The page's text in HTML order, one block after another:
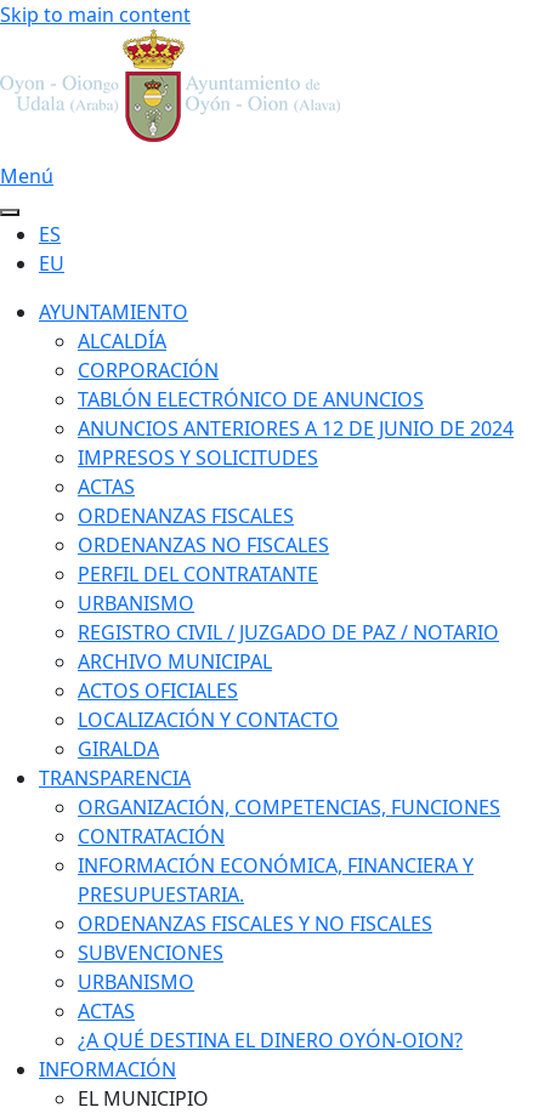
Skip to main content
Menú
ES
EU
AYUNTAMIENTO
ALCALDÍA
CORPORACIÓN
TABLÓN ELECTRÓNICO DE ANUNCIOS
ANUNCIOS ANTERIORES A 12 DE JUNIO DE 2024
IMPRESOS Y SOLICITUDES
ACTAS
ORDENANZAS FISCALES
ORDENANZAS NO FISCALES
PERFIL DEL CONTRATANTE
URBANISMO
REGISTRO CIVIL / JUZGADO DE PAZ / NOTARIO
ARCHIVO MUNICIPAL
ACTOS OFICIALES
LOCALIZACIÓN Y CONTACTO
GIRALDA
TRANSPARENCIA
ORGANIZACIÓN, COMPETENCIAS, FUNCIONES
CONTRATACIÓN
INFORMACIÓN ECONÓMICA, FINANCIERA Y
PRESUPUESTARIA.
ORDENANZAS FISCALES Y NO FISCALES
SUBVENCIONES
URBANISMO
ACTAS
¿A QUÉ DESTINA EL DINERO OYÓN-OION?
INFORMACIÓN
EL MUNICIPIO